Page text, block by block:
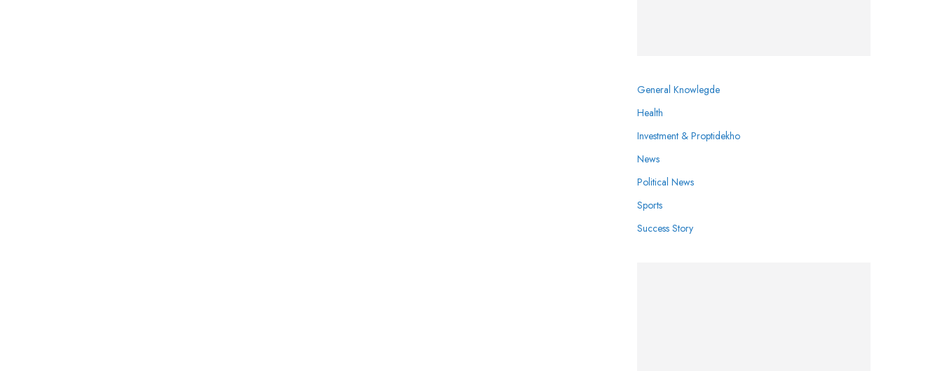
General Knowlegde
Health
Investment & Proptidekho
News
Political News
Sports
Success Story